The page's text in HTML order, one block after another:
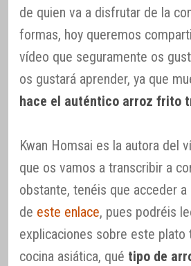
de quien va a disfrutar de la
formas, hoy queremos
vídeo que seguramente os
os gustará aprender, ya que
hace el auténtico arroz frito
Kwan Homsai es la autora del
que os vamos a transcribir a
obstante, tenéis que acceder
de este enlace, pues podréis
explicaciones sobre este plato
cocina asiática, qué tipo de